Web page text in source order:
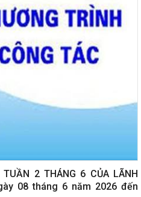
TUẦN 2 THÁNG 6 CỦA LÃNH
08 tháng 6 năm 2026 đến